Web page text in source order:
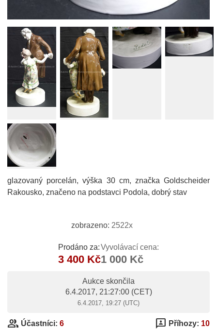
glazovaný porcelán, výška 30 cm, značka Goldscheider
Rakousko, značeno na podstavci Podola, dobrý stav
zobrazeno: 2522x
Prodáno za:
3 400 Kč
Vyvolávací cena:
1 000 Kč
Aukce skončila
6.4.2017, 21:27:00(CET)
6.4.2017, 19:27 (UTC)
group Účastníci: 6 3p Příhozy: 10